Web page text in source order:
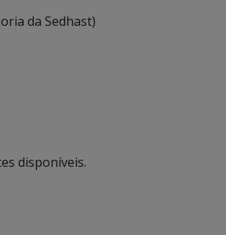
da Sedhast)
disponíveis.